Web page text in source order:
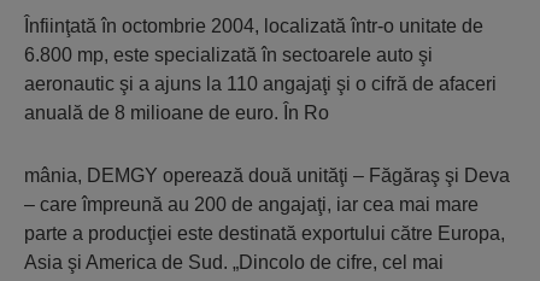
Înfiinţată în octombrie 2004, localizată într-o unitate de
6.800 mp, este specializată în sectoarele auto şi
aeronautic şi a ajuns la 110 angajaţi şi o cifră de afaceri
anuală de 8 milioane de euro. În Ro
mânia, DEMGY operează două unităţi – Făgăraş şi Deva
– care împreună au 200 de angajaţi, iar cea mai mare
parte a producţiei este destinată exportului către Europa,
Asia şi America de Sud. „Dincolo de cifre, cel mai